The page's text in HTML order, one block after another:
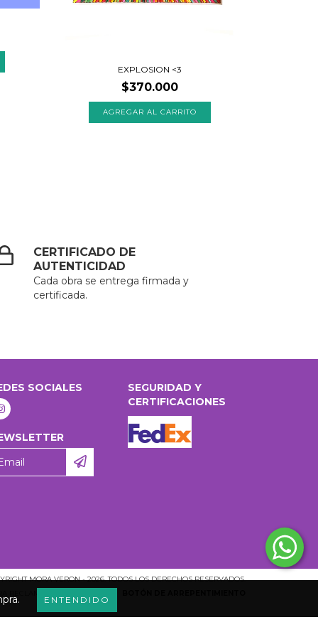
ENTENDIDO
EXPLOSION <3
$370.000
CERTIFICADO DE
AUTENTICIDAD
Cada obra se entrega firmada y
certificada.
SOCIALES
SEGURIDAD Y
CERTIFICACIONES
MORA VERON - 2026. TODOS LOS DERECHOS RESERVADOS.
RECLAMOS